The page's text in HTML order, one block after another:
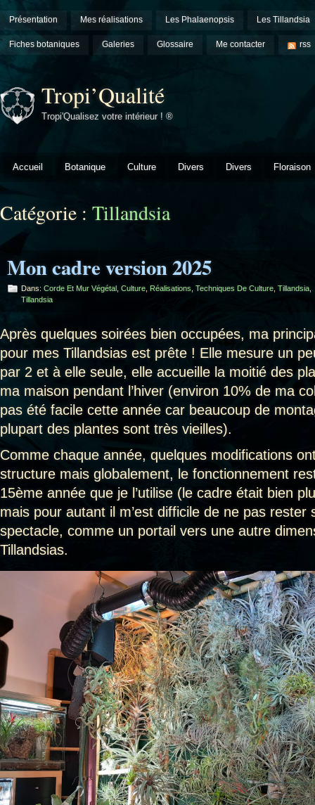
Présentation Mes réalisations Les Phalaenopsis Les Tillandsia
Fiches botaniques Galeries Glossaire Me contacter rss
Tropi’Qualité
Tropi'Qualisez votre intérieur ! ®
Accueil Botanique Culture Divers Divers Floraison
Catégorie : Tillandsia
Mon cadre version 2025
Dans: Corde Et Mur Végétal Culture Réalisations Techniques De Culture Tillandsia
Tillandsia
Après quelques soirées bien occupées, ma
pour mes Tillandsias est prête ! Elle mesure un
par 2 et à elle seule, elle accueille la moitié des
ma maison pendant l’hiver (environ 10% de ma
pas été facile cette année car beaucoup de
plupart des plantes sont très vieilles).
Comme chaque année, quelques modifications
structure mais globalement, le fonctionnement
15ème année que je l’utilise (le cadre était bien
mais pour autant il m’est difficile de ne pas rester
spectacle, comme un portail vers une autre
Tillandsias.